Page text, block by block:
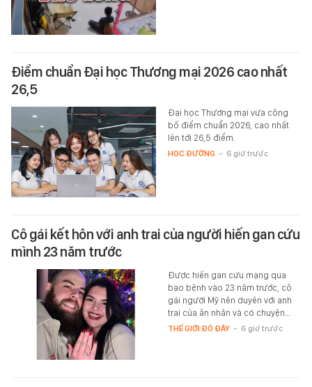
Điểm chuẩn Đại học Thương mại 2026 cao nhất
26,5
Đại học Thương mại vừa công
bố điểm chuẩn 2026, cao nhất
lên tới 26,5 điểm.
HỌC ĐƯỜNG - 6 giờ trước
Cô gái kết hôn với anh trai của người hiến gan cứu
mình 23 năm trước
Được hiến gan cứu mạng qua
bạo bệnh vào 23 năm trước, cô
gái người Mỹ nên duyên với anh
trai của ân nhân và có chuyện…
THẾ GIỚI ĐÓ ĐÂY - 6 giờ trước